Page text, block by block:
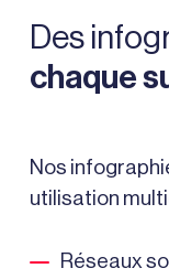
Des
chaque
Nos
utilisation
Réseaux